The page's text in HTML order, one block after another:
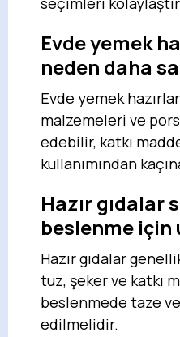
Evde yemek
neden daha
Evde yemek
malzemeleri ve
edebilir, katkı
kullanımından
Hazır gıdalar
beslenme için
Hazır gıdalar
tuz, şeker ve katkı
beslenmede taze
edilmelidir.